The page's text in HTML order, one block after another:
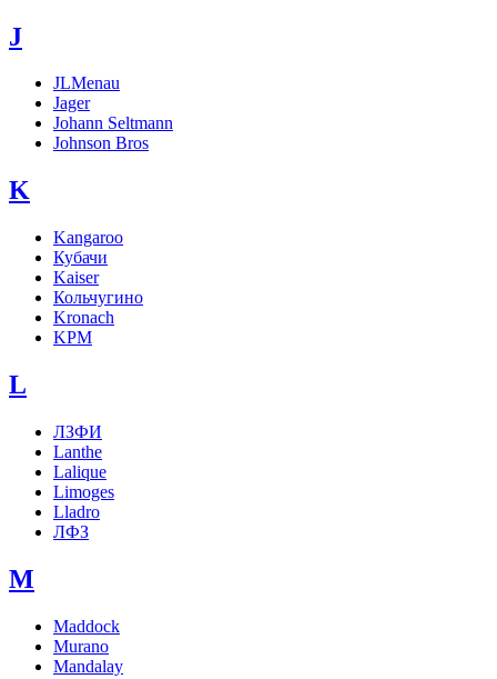
J
JLMenau
Jager
Johann Seltmann
Johnson Bros
K
Kangaroo
Кубачи
Kaiser
Кольчугино
Kronach
KPM
L
ЛЗФИ
Lanthe
Lalique
Limoges
Lladro
ЛФЗ
M
Maddock
Murano
Mandalay